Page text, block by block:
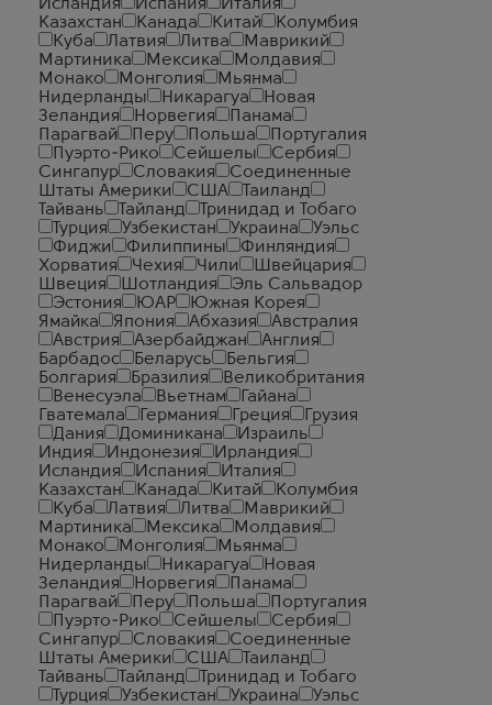
Исландия
Испания
Италия
Казахстан
Канада Китай
Колумбия
Куба
Латвия Литва
Маврикий
Мартиника
Мексика
Молдавия
Монако
Монголия
Мьянма
Нидерланды
Никарагуа
Новая
Зеландия
Норвегия
Панама
Парагвай
Перу Польша
Португалия
Пуэрто-Рико
Сейшелы
Сербия
Сингапур
Словакия
Соединенные
Штаты Америки
США
Таиланд
Тайвань
Тайланд
Тринидад и Тобаго
Турция
Узбекистан Украина
Уэльс
Фиджи
Филиппины
Финляндия
Хорватия
Чехия Чили
Швейцария
Швеция
Шотландия
Эль Сальвадор
Эстония
ЮАР
Южная Корея
Ямайка
Япония Абхазия
Австралия
Австрия
Азербайджан
Англия
Барбадос
Беларусь
Бельгия
Болгария
Бразилия
Великобритания
Венесуэла
Вьетнам
Гайана
Гватемала
Германия Греция
Грузия
Дания
Доминикана
Израиль
Индия
Индонезия
Ирландия
Исландия
Испания
Италия
Казахстан
Канада Китай
Колумбия
Куба
Латвия Литва
Маврикий
Мартиника
Мексика
Молдавия
Монако
Монголия
Мьянма
Нидерланды
Никарагуа
Новая
Зеландия
Норвегия
Панама
Парагвай
Перу Польша
Португалия
Пуэрто-Рико
Сейшелы
Сербия
Сингапур
Словакия
Соединенные
Штаты Америки
США
Таиланд
Тайвань
Тайланд
Тринидад и Тобаго
Турция
Узбекистан Украина
Уэльс